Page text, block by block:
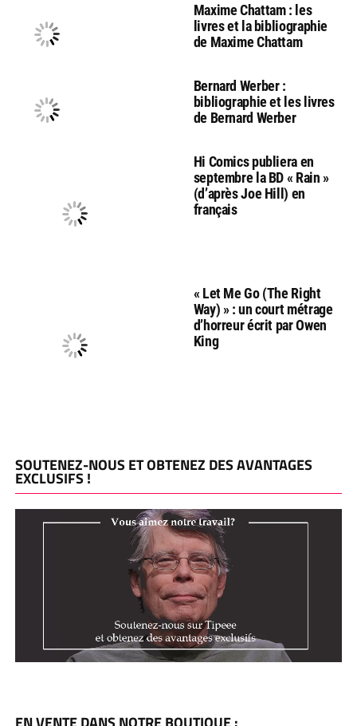
Maxime Chattam : les
livres et la bibliographie
de Maxime Chattam
Bernard Werber :
bibliographie et les livres
de Bernard Werber
Hi Comics publiera en
septembre la BD « Rain »
(d’après Joe Hill) en
français
« Let Me Go (The Right
Way) » : un court métrage
d’horreur écrit par Owen
King
SOUTENEZ-NOUS ET OBTENEZ DES AVANTAGES
EXCLUSIFS !